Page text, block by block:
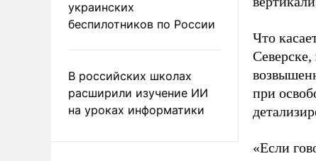
украинских
беспилотников по России
В российских школах
расширили изучение ИИ
на уроках информатики
Что
при
«Если